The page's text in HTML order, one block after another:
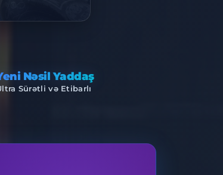
Nəsil Yaddaş
Sürətli və Etibarlı